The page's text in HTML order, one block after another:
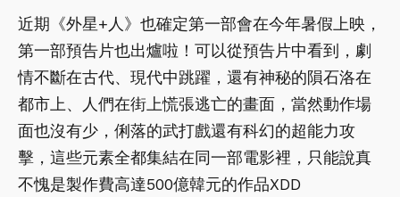
近期《外星+人》也確定第一部會在今年暑假上映，
第一部預告片也出爐啦！可以從預告片中看到，劇
情不斷在古代、現代中跳躍，還有神秘的隕石洛在
都市上、人們在街上慌張逃亡的畫面，當然動作場
面也沒有少，俐落的武打戲還有科幻的超能力攻
擊，這些元素全都集結在同一部電影裡，只能說真
不愧是製作費高達500億韓元的作品XDD